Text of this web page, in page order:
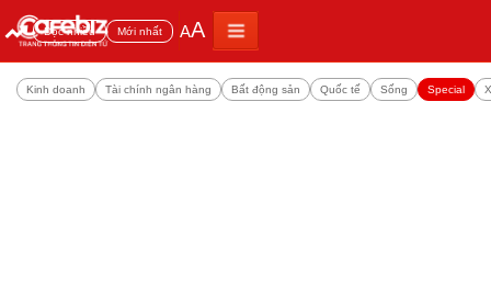
Đọc nhiều Mới nhất AA
Kinh doanh Tài chính ngân hàng Bất động sản Quốc tế Sống Special